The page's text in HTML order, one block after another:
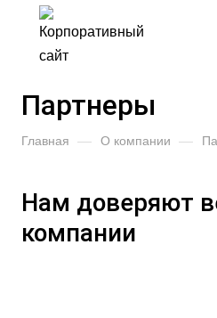
Партнеры
Главная — О компании —
Нам доверяют
компании